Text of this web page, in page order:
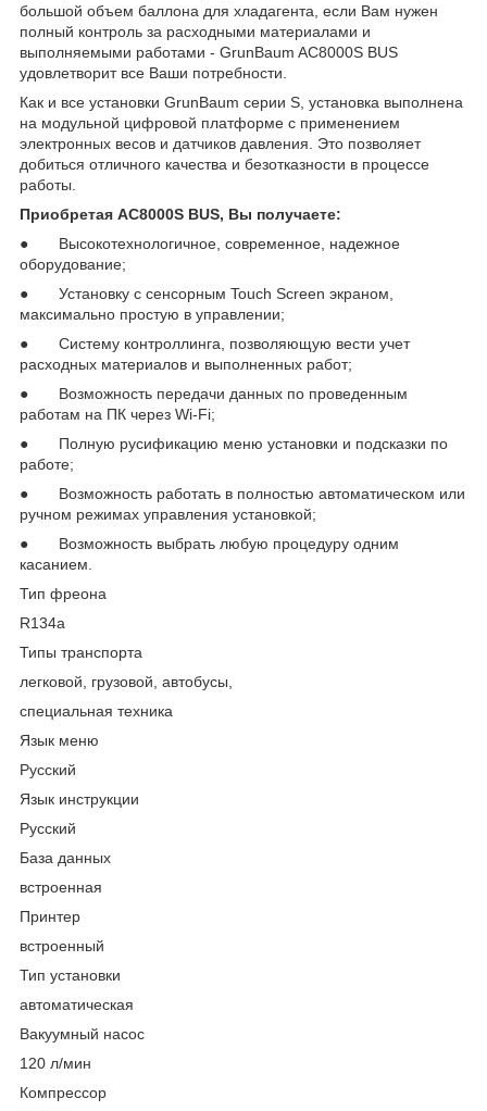
большой объем баллона для хладагента, если Вам нужен
полный контроль за расходными материалами и
выполняемыми работами - GrunBaum AC8000S BUS
удовлетворит все Ваши потребности.
Как и все установки GrunBaum серии S, установка выполнена
на модульной цифровой платформе с применением
электронных весов и датчиков давления. Это позволяет
добиться отличного качества и безотказности в процессе
работы.
Приобретая AC8000S BUS, Вы получаете:
● Высокотехнологичное, современное, надежное
оборудование;
● Установку с сенсорным Touch Screen экраном,
максимально простую в управлении;
● Систему контроллинга, позволяющую вести учет
расходных материалов и выполненных работ;
● Возможность передачи данных по проведенным
работам на ПК через Wi-Fi;
● Полную русификацию меню установки и подсказки по
работе;
● Возможность работать в полностью автоматическом или
ручном режимах управления установкой;
● Возможность выбрать любую процедуру одним
касанием.
Тип фреона
R134a
Типы транспорта
легковой, грузовой, автобусы,
специальная техника
Язык меню
Русский
Язык инструкции
Русский
База данных
встроенная
Принтер
встроенный
Тип установки
автоматическая
Вакуумный насос
120 л/мин
Компрессор